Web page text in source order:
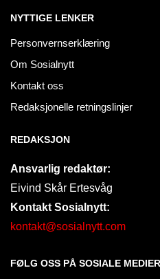
NYTTIGE LENKER
Personvernserklæring
Om Sosialnytt
Kontakt oss
Redaksjonelle retningslinjer
REDAKSJON
Ansvarlig redaktør:
Eivind Skår Ertesvåg
Kontakt Sosialnytt:
kontakt@sosialnytt.com
FØLG OSS PÅ SOSIALE MEDIER​